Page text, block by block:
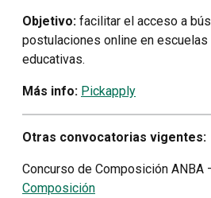
Objetivo: facilitar el acceso a
postulaciones online en
educativas.
Más info: Pickapply
Otras convocatorias vigentes:
Concurso de Composición ANBA
Composición